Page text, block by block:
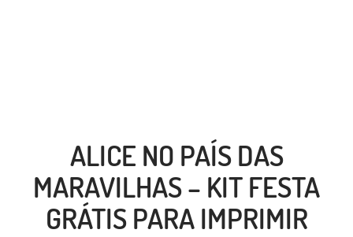
ALICE NO PAÍS DAS
MARAVILHAS – KIT FESTA
GRÁTIS PARA IMPRIMIR